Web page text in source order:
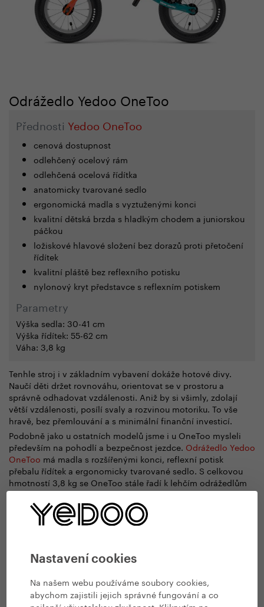
Nastavení cookies
Na našem webu používáme soubory cookies,
abychom zajistili jejich správné fungování a co
Odrážedlo Yedoo OneToo
Přednosti Yedoo OneToo
cenová dostupnost
odlehčený ocelový rám
odlehčená ocelová řídítka
anatomicky tvarované sedlo
ergonomická madla s vyztuženými konci
kvalitní dětská brzda s hladkým chodem a juniorskou
páčkou
ložiskové hlavové složení bez dorazů proti přetočení
řídítek
kvalitní pláště bez reflexního potisku
nylonový kryt představce s reflexním potiskem
Parametry
Výška sedla: 30-41 cm
Výška řídítek: 55-62 cm
Váha: 3,8 kg
Tenhle stroj i v základním vybavení dokáže hotové divy.
Naučí děti držet rovnováhu, orientovat se v prostoru a
správně odhadovat vzdálenosti. Aniž by si všimly, zdolají
větší vzdálenosti, posílí svaly a rozvinou motoriku. To vše
hravě, bez přemlouvání a s minimální finanční investicí.
Podobně jako u ostatních modelů jsme i u OneToo mysleli
především na pohodlí a bezpečnost jezdce. Odrážedlo Yedoo
OneToo má madla s rozšířenými konci, reflexní potisk
přebalu řídítek a ergonomicky tvarované sedlo. S celkovou
hmotností 3,8 kg se OneToo stále řadí k lehčím odrážedlům
ve své třídě. V nabídce mámeOneToo s brzdouibez brzdy.
Design modelu OneToo je postavený na hravosti barevného
kontrastu rámu a bowdenu. Proč tolik rozruchu, když k radosti